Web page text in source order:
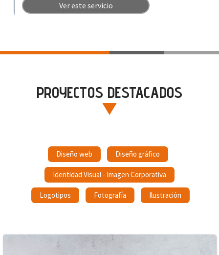
Ver este servicio
PROYECTOS DESTACADOS
Diseño web Diseño gráfico
Identidad Visual - Imagen Corporativa
Logotipos Fotografía Ilustración